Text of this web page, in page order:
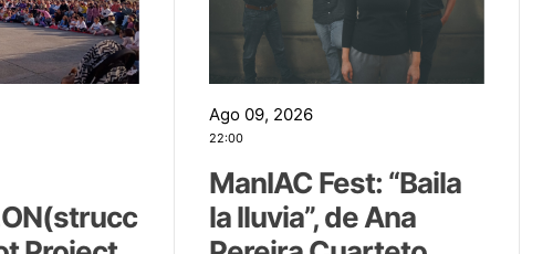
Ago 09, 2026
22:00
ManIAC Fest: “Baila
la lluvia”, de Ana